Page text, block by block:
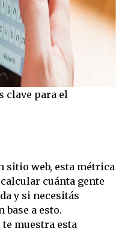
clave para el
sitio web, esta métrica
cuánta gente
y si necesitás
base a esto.
muestra esta